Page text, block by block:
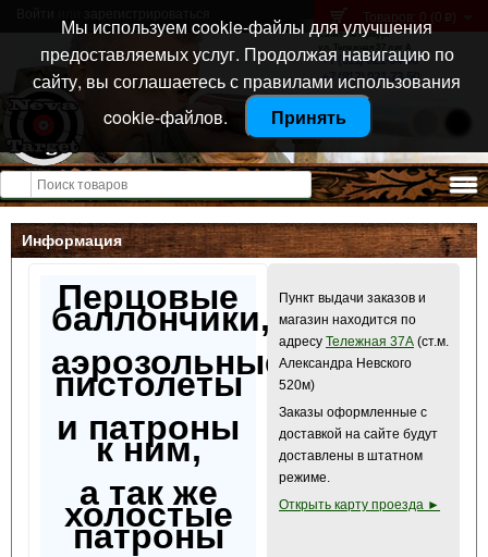
Санкт-Петербург
ул. Тележная 37 лит А
+7 (911) 021-04-08
+7 (812) 921-73-50
Товаров: 0 (0 p )
Открыть меню
Информация
Перцовые
баллончики,
аэрозольные
пистолеты
и патроны
к ним,
а так же
холостые
патроны
Пункт выдачи заказов и
магазин находится по
адресу Тележная 37А (ст.м.
Александра Невского
520м)
Заказы оформленные с
доставкой на сайте будут
доставлены в штатном
режиме.
Открыть карту проезда ►
Мы используем cookie-файлы для улучшения
предоставляемых услуг. Продолжая навигацию по
сайту, вы соглашаетесь с правилами использования
cookie-файлов.
Принять